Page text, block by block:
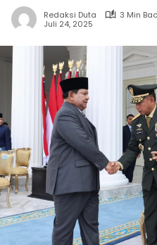
Redaksi Duta
3 Min
Juli 24, 2025